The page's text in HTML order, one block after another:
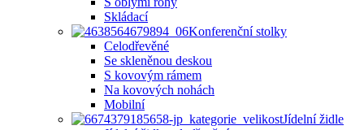
Skládací
Konferenční stolky
Celodřevěné
Se skleněnou deskou
S kovovým rámem
Na kovových nohách
Mobilní
Jídelní židle